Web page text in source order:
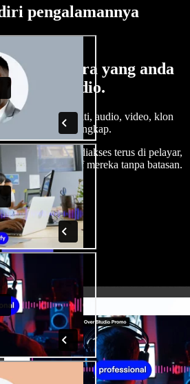
pengalamannya
perkara yang anda
Studio.
stok tanpa royalti, audio, video, klon
video yang lengkap.
semua boleh diakses terus di pelayar,
segala idea kreatif mereka tanpa batasan.